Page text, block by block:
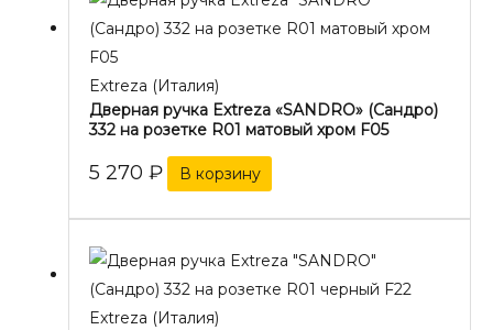
Extreza (Италия)
Дверная ручка Extreza «SANDRO» (Сандро)
332 на розетке R01 матовый хром F05
5 270 ₽ В корзину
Extreza (Италия)